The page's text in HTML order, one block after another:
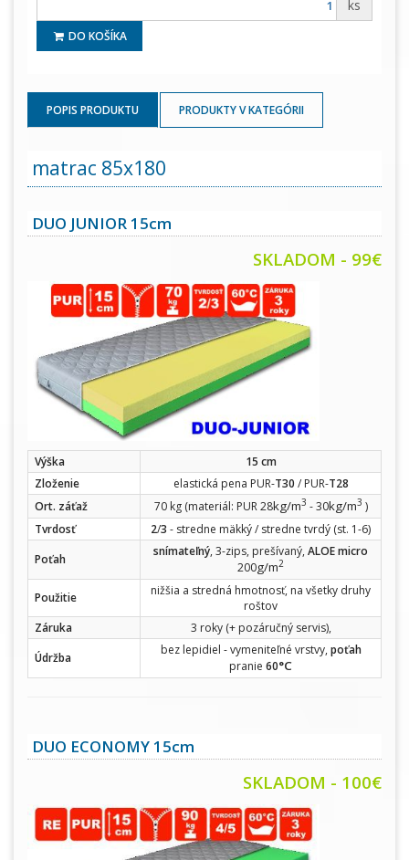
ks
DO KOŠÍKA
POPIS PRODUKTU PRODUKTY V KATEGÓRII
matrac 85x180
DUO JUNIOR 15cm
SKLADOM - 99€
Výška
15 cm
Zloženie
elastická pena PUR-T30 / PUR-T28
Ort. záťaž
70 kg (materiál: PUR 28kg/m3 - 30kg/m3 )
Tvrdosť
2/3 - stredne mäkký / stredne tvrdý (st. 1-6)
Poťah
snímateľný, 3-zips, prešívaný, ALOE micro
200g/m2
Použitie
nižšia a stredná hmotnosť, na všetky druhy
roštov
Záruka
3 roky (+ pozáručný servis),
Údržba
bez lepidiel - vymeniteľné vrstvy, poťah
pranie 60°C
DUO ECONOMY 15cm
SKLADOM - 100€